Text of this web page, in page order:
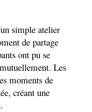
simple atelier
de partage
ont pu se
Les
moments de
créant une